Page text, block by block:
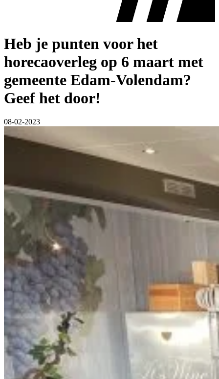
Heb je punten voor het
horecaoverleg op 6 maart met
gemeente Edam-Volendam?
Geef het door!
08-02-2023